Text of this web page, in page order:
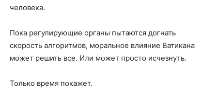
человека.
Пока регулирующие органы пытаются догнать
скорость алгоритмов, моральное влияние Ватикана
может решить все. Или может просто исчезнуть.
Только время покажет.